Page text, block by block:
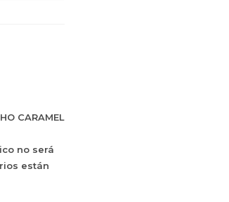
CARAMEL
no será
están